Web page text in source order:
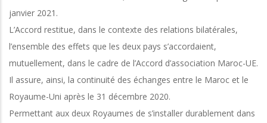
janvier 2021.
L’Accord restitue, dans le contexte des relations bilatérales,
l’ensemble des effets que les deux pays s’accordaient,
mutuellement, dans le cadre de l’Accord d’association Maroc-UE.
Il assure, ainsi, la continuité des échanges entre le Maroc et le
Royaume-Uni après le 31 décembre 2020.
Permettant aux deux Royaumes de s’installer durablement dans